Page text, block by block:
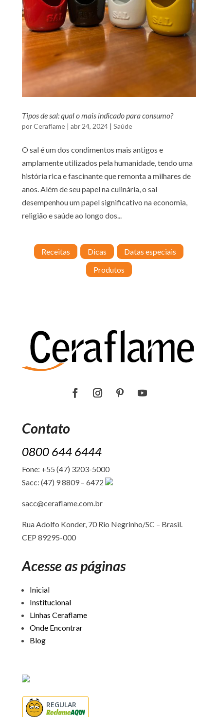
Tipos de sal: qual o mais indicado para consumo?
porCeraflame| abr 24, 2024| Saúde
O sal é um dos condimentos mais antigos e
amplamente utilizados pela humanidade, tendo uma
história rica e fascinante que remonta a milhares de
anos. Além de seu papel na culinária, o sal
desempenhou um papel significativo na economia,
religião e saúde ao longo dos...
Receitas Dicas
Datas especiais
Produtos
Contato
0800 644 6444
Fone: +55 (47) 3203-5000
Sacc: (47) 9 8809 – 6472
sacc@ceraflame.com.br
Rua Adolfo Konder, 70 Rio Negrinho/SC – Brasil.
CEP 89295-000
Acesse as páginas
Inicial
Institucional
Linhas Ceraflame
Onde Encontrar
Blog
REGULAR